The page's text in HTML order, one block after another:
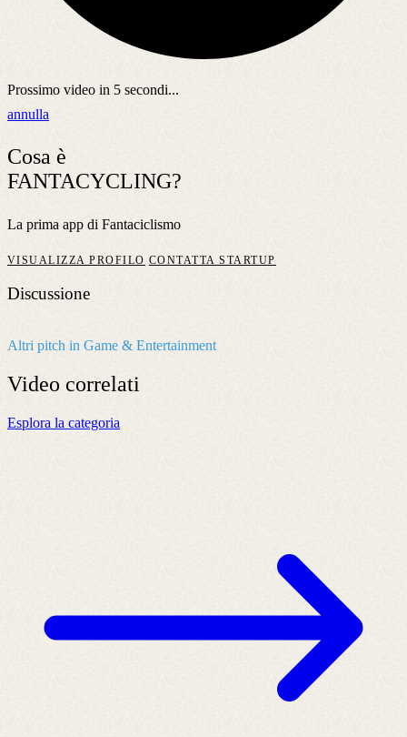
Prossimo video in 5 secondi...
annulla
Cosa è
FANTACYCLING?
La prima app di Fantaciclismo
VISUALIZZA PROFILO CONTATTA STARTUP
Discussione
Altri pitch in Game & Entertainment
Video correlati
Esplora la categoria